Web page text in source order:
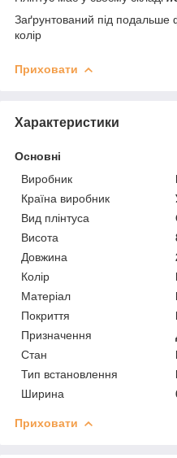
Заґрунтований під
колір
Приховати
Характеристики
Основні
Виробник
Країна виробник
Вид плінтуса
Висота
Довжина
Колір
Матеріал
Покриття
Призначення
Стан
Тип встановлення
Ширина
Приховати